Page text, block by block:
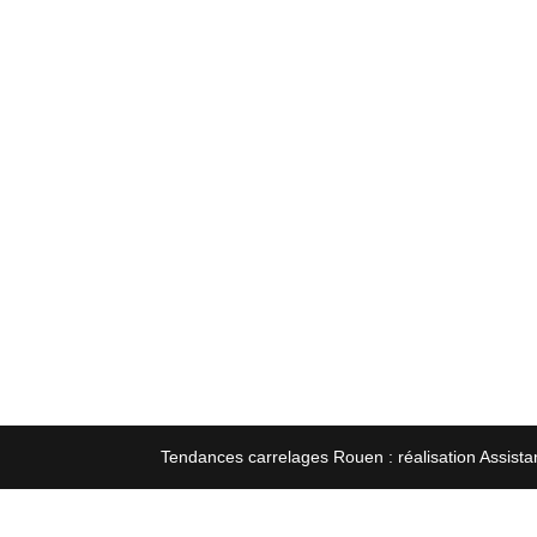
Tendances carrelages Rouen : réalisation